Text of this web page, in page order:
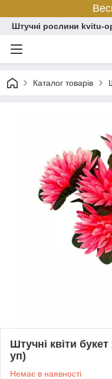
Штучні рослини kvitu-
Каталог товарів
Штучні квіти
уп)
Немає в наявності